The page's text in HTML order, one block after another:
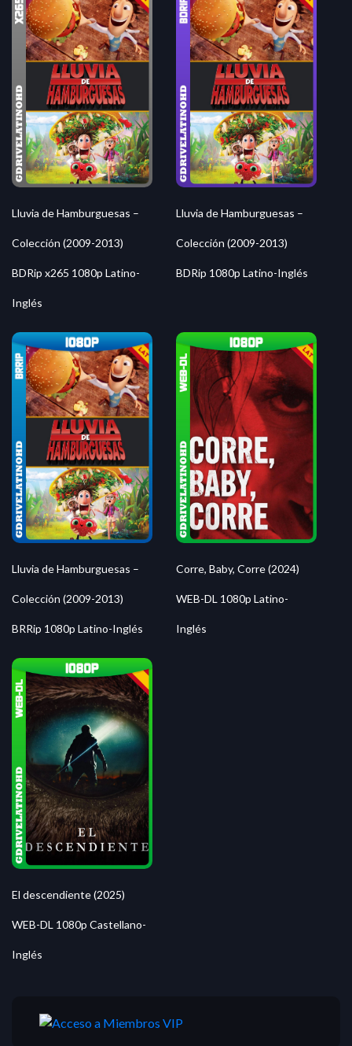
Lluvia de Hamburguesas –
Colección (2009-2013)
BDRip x265 1080p Latino-
Inglés
Lluvia de Hamburguesas –
Colección (2009-2013)
BDRip 1080p Latino-Inglés
Lluvia de Hamburguesas –
Colección (2009-2013)
BRRip 1080p Latino-Inglés
Corre, Baby, Corre (2024)
WEB-DL 1080p Latino-
Inglés
El descendiente (2025)
WEB-DL 1080p Castellano-
Inglés